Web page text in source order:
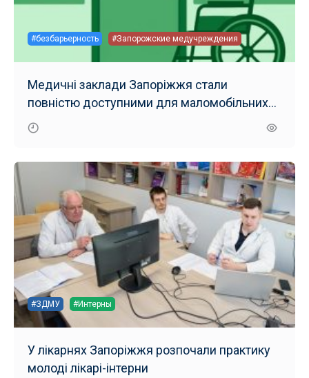
#безбарьерность #Запорожские медучреждения
Медичні заклади Запоріжжя стали
повністю доступними для маломобільних
груп населення
#ЗДМУ #Интерны
У лікарнях Запоріжжя розпочали практику
молоді лікарі-інтерни